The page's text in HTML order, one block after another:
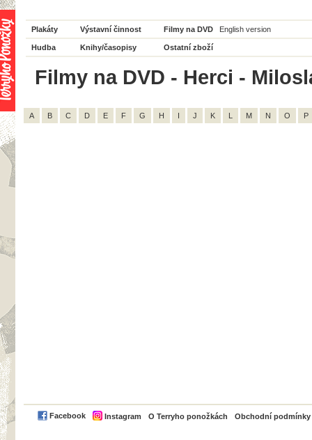
Plakáty Výstavní činnost Filmy na DVD English version
Hudba Knihy/časopisy Ostatní zboží
Filmy na DVD - Herci -
A B C D E F G H I J K L M N O P
Facebook Instagram O Terryho ponožkách Obchodní podmínky
PayPal